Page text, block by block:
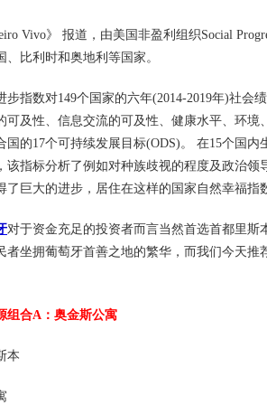
Vivo》 报道，由美国非盈利组织Social
、比利时和奥地利等国家。
数对149个国家的六年(2014-2019年)社会
可及性、信息交流的可及性、健康水平、环
国的17个可持续发展目标(ODS)。 在15个国
该指标分析了例如对种族歧视的程度及政治
了巨大的进步，居住在这样的国家自然幸福指
对于资金充足的投资者而言当然首选首都里
者坐拥葡萄牙首善之地的繁华，而我们今天
合A：奥金斯公寓
本